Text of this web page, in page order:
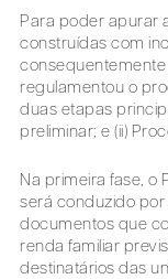
Para poder apurar
construídas com
consequentemente
regulamentou o
duas etapas
preliminar; e (ii)
Na primeira fase, o
será conduzido por
documentos que
renda familiar
destinatários das